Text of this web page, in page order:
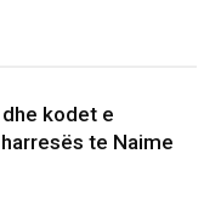
kodet e
te Naime